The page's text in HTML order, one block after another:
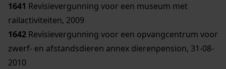
1641 Revisievergunning voor een museum met
railactiviteiten, 2009
1642 Revisievergunning voor een opvangcentrum voor
zwerf- en afstandsdieren annex dierenpension, 31-08-
2010